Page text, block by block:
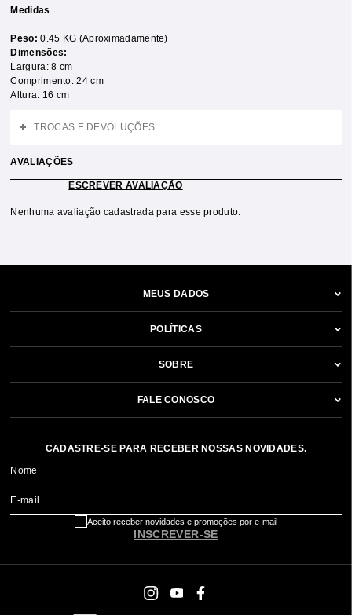
Medidas
Peso:0.45 KG (Aproximadamente)
Dimensões:
Largura: 8 cm
Comprimento: 24 cm
Altura: 16 cm
TROCAS E DEVOLUÇÕES
AVALIAÇÕES
ESCREVER AVALIAÇÃO
Nenhuma avaliação cadastrada para esse produto.
MEUS DADOS
POLÍTICAS
SOBRE
FALE CONOSCO
CADASTRE-SE PARA RECEBER NOSSAS NOVIDADES.
Nome
E-mail
INSCREVER-SE
Aceito receber novidades e promoções por e-mail